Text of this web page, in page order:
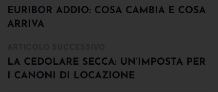
EURIBOR ADDIO: COSA CAMBIA E COSA
ARRIVA
LA CEDOLARE SECCA: UN’IMPOSTA PER
I CANONI DI LOCAZIONE